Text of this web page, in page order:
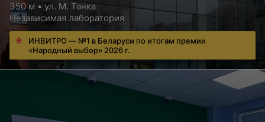
350 м • ул. М. Танка
Независимая лаборатория
ИНВИТРО — №1 в Беларуси по итогам премии
«Народный выбор» 2026 г.